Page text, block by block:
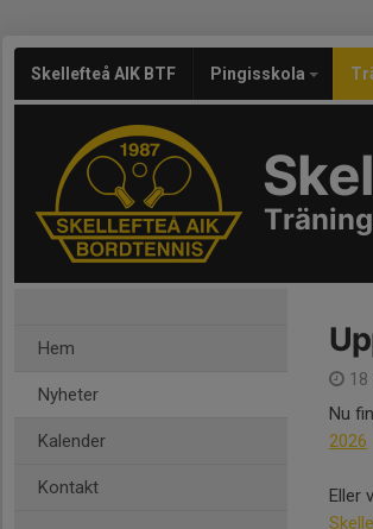
Skellefteå AIK BTF Pingisskola
Hem
Nyheter
Kalender
Kontakt
18
Nu
2026
Eller